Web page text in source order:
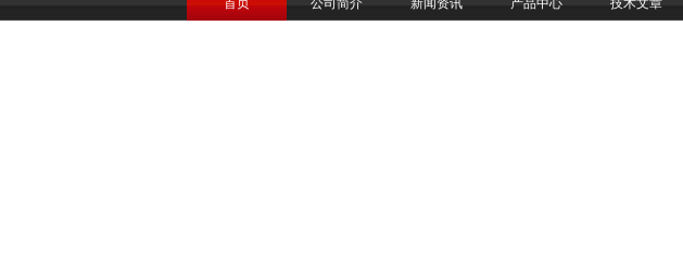
首页 公司简介 新闻资讯 产品中心 技术文章